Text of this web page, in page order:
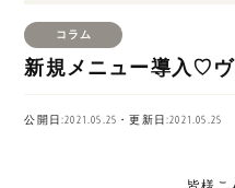
コラム
新規メニュー導入♡
公開日:2021.05.25・更新日:2021.05.25